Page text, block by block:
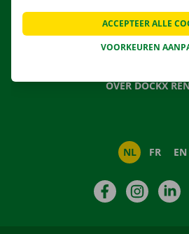
NIEUWS
CADEAUBON
OVER DOCKX
NL FR EN
Facebook
VOORKEUREN
ACCEPTEER ALLE